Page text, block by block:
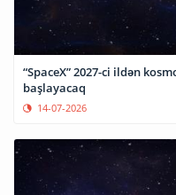
“SpaceX” 2027-ci ildən
başlayacaq
14-07-2026